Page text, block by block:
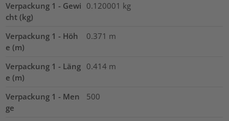
Verpackung 1 - Gewi
cht (kg)
0.120001 kg
Verpackung 1 - Höh
e (m)
0.371 m
Verpackung 1 - Läng
e (m)
0.414 m
Verpackung 1 - Men
ge
500